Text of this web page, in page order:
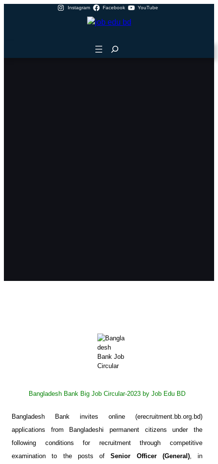
Instagram Facebook YouTube
Bangladesh Bank Big Job Circular-2023 by Job Edu BD
Bangladesh Bank invites online (erecruitment.bb.org.bd)
applications from Bangladeshi permanent citizens under the
following conditions for recruitment through competitive
examination to the posts ofSenior Officer (General), in